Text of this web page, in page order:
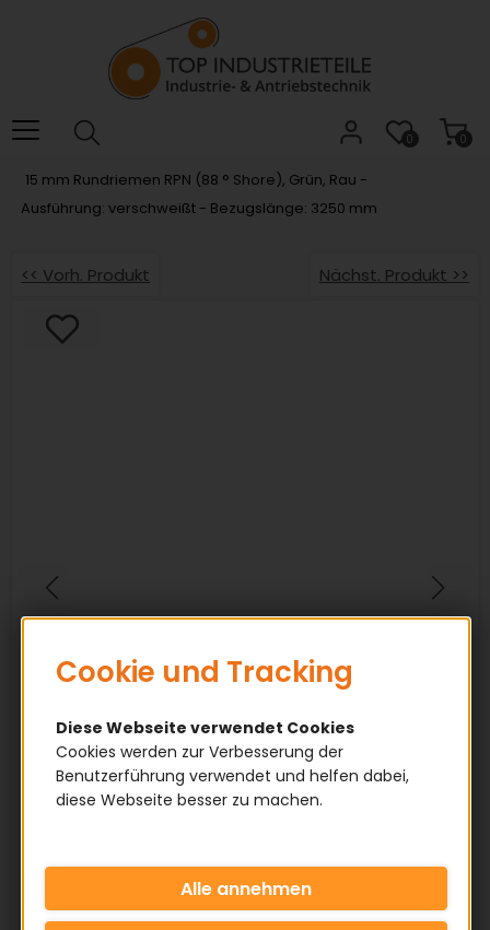
das
Barrierefreiheitsmenü
0
0
15 mm Rundriemen RPN (88 ° Shore), Grün, Rau -
Ausführung: verschweißt - Bezugslänge: 3250 mm
<< Vorh. Produkt Nächst. Produkt >>
Cookie und Tracking
Diese Webseite verwendet Cookies
Cookies werden zur Verbesserung der
Benutzerführung verwendet und helfen dabei,
diese Webseite besser zu machen.